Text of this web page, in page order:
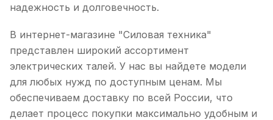
надежность и долговечность.
В интернет-магазине "Силовая техника"
представлен широкий ассортимент
электрических талей. У нас вы найдете модели
для любых нужд по доступным ценам. Мы
обеспечиваем доставку по всей России, что
делает процесс покупки максимально удобным и